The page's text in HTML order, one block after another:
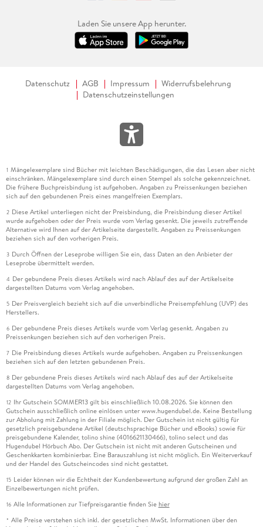
Laden Sie unsere App herunter.
Datenschutz AGB Impressum
Widerrufsbelehrung
Datenschutzeinstellungen
1 Mängelexemplare sind Bücher mit leichten Beschädigungen, die das Lesen aber nicht
einschränken. Mängelexemplare sind durch einen Stempel als solche gekennzeichnet.
Die frühere Buchpreisbindung ist aufgehoben. Angaben zu Preissenkungen beziehen
sich auf den gebundenen Preis eines mangelfreien Exemplars.
2 Diese Artikel unterliegen nicht der Preisbindung, die Preisbindung dieser Artikel
wurde aufgehoben oder der Preis wurde vom Verlag gesenkt. Die jeweils zutreffende
Alternative wird Ihnen auf der Artikelseite dargestellt. Angaben zu Preissenkungen
beziehen sich auf den vorherigen Preis.
3 Durch Öffnen der Leseprobe willigen Sie ein, dass Daten an den Anbieter der
Leseprobe übermittelt werden.
4 Der gebundene Preis dieses Artikels wird nach Ablauf des auf der Artikelseite
dargestellten Datums vom Verlag angehoben.
5 Der Preisvergleich bezieht sich auf die unverbindliche Preisempfehlung (UVP) des
Herstellers.
6 Der gebundene Preis dieses Artikels wurde vom Verlag gesenkt. Angaben zu
Preissenkungen beziehen sich auf den vorherigen Preis.
7 Die Preisbindung dieses Artikels wurde aufgehoben. Angaben zu Preissenkungen
beziehen sich auf den letzten gebundenen Preis.
8 Der gebundene Preis dieses Artikels wird nach Ablauf des auf der Artikelseite
dargestellten Datums vom Verlag angehoben.
12 Ihr Gutschein SOMMER13 gilt bis einschließlich 10.08.2026. Sie können den
Gutschein ausschließlich online einlösen unter www.hugendubel.de. Keine Bestellung
zur Abholung mit Zahlung in der Filiale möglich. Der Gutschein ist nicht gültig für
gesetzlich preisgebundene Artikel (deutschsprachige Bücher und eBooks) sowie für
preisgebundene Kalender, tolino shine (4016621130466), tolino select und das
Hugendubel Hörbuch Abo. Der Gutschein ist nicht mit anderen Gutscheinen und
Geschenkkarten kombinierbar. Eine Barauszahlung ist nicht möglich. Ein Weiterverkauf
und der Handel des Gutscheincodes sind nicht gestattet.
15 Leider können wir die Echtheit der Kundenbewertung aufgrund der großen Zahl an
Einzelbewertungen nicht prüfen.
16 Alle Informationen zur Tiefpreisgarantie finden Sie hier
* Alle Preise verstehen sich inkl. der gesetzlichen MwSt. Informationen über den